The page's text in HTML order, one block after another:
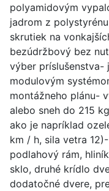
polyamidovým
jadrom z
skrutiek na
bezúdržbový bez
výber príslušenstva-
modulovým
montážneho plánu-
alebo sneh do 215
ako je napríklad
km / h, sila vetra
podlahový rám,
sklo, druhé krídlo
dodatočné dvere,